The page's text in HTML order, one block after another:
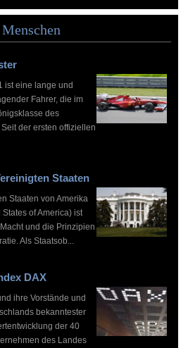
ist eine lange und
Fahrer, die im
des
der ersten offiziellen
Staaten
Staaten von Amerika
of America) ist
und die Prinzipien
Als Staatsob...
DAX
ihre Vorstände und
bekanntester
der 40
des Landes